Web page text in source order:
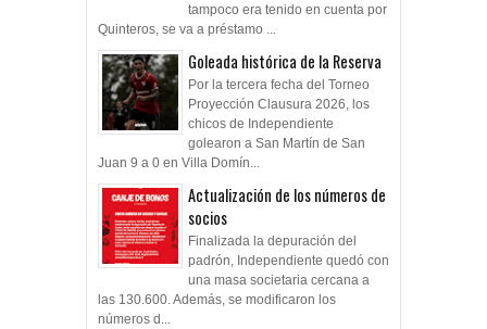
tampoco era tenido en cuenta por
Quinteros, se va a préstamo ...
Goleada histórica de la Reserva
Por la tercera fecha del Torneo
Proyección Clausura 2026, los
chicos de Independiente
golearon a San Martín de San
Juan 9 a 0 en Villa Domín...
Actualización de los números de
socios
Finalizada la depuración del
padrón, Independiente quedó con
una masa societaria cercana a
las 130.600. Además, se modificaron los
números d...